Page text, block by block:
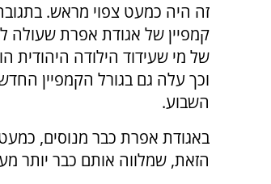
זה היה כמעט צפוי מראש.
קמפיין של אגודת אפרת שעולה
של מי שעידוד הילודה היהודית
וכך עלה גם בגורל הקמפיין
השבוע.
באגודת אפרת כבר מנוסים,
הזאת, שמלווה אותם כבר יותר